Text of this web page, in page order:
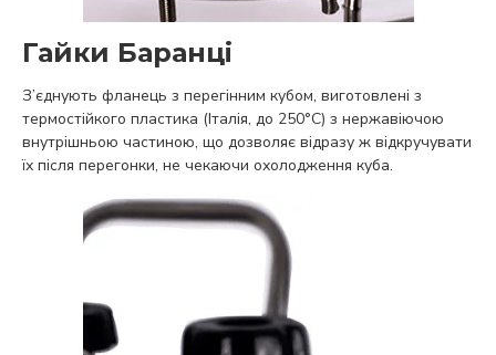
Гайки Баранці
З’єднують фланець з перегінним кубом, виготовлені з
термостійкого пластика (Італія, до 250°С) з нержавіючою
внутрішньою частиною, що дозволяє відразу ж відкручувати
їх після перегонки, не чекаючи охолодження куба.